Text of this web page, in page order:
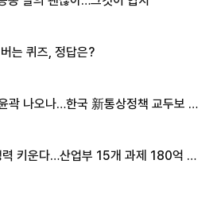
는 퀴즈, 정답은?
곽 나오나…한국 新통상정책 교두보 활
력 키운다…산업부 15개 과제 180억 지